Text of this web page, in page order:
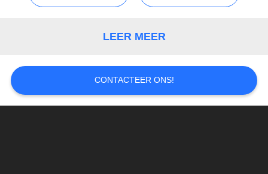
LEER MEER
CONTACTEER ONS!